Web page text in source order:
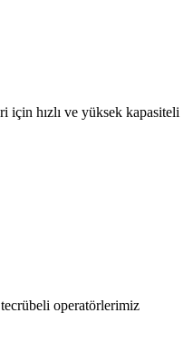
için hızlı ve yüksek kapasiteli
operatörlerimiz